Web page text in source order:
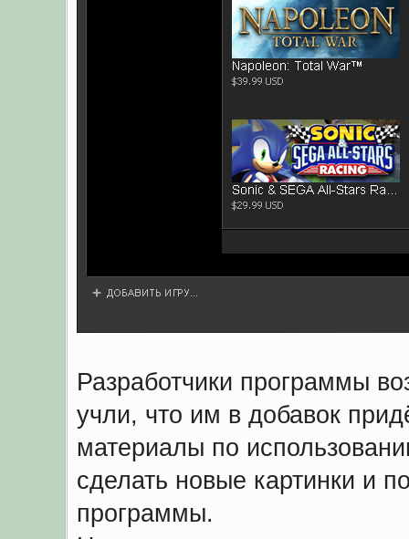
Разработчики программы
учли, что им в добавок
материалы по
сделать новые картинки и
программы.